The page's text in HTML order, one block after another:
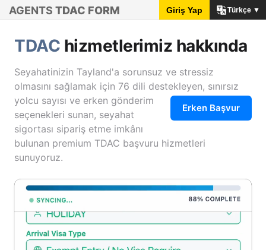
AGENTS TDAC FORM Giriş Yap Türkçe ▼
TDAC hizmetlerimiz hakkında
Seyahatinizin Tayland'a sorunsuz ve stressiz
olmasını sağlamak için 76 dili destekleyen, sınırsız
yolcu sayısı ve erken gönderim
Erken Başvur
seçenekleri sunan, seyahat
sigortası sipariş etme imkânı
bulunan premium TDAC başvuru hizmetleri
sunuyoruz.